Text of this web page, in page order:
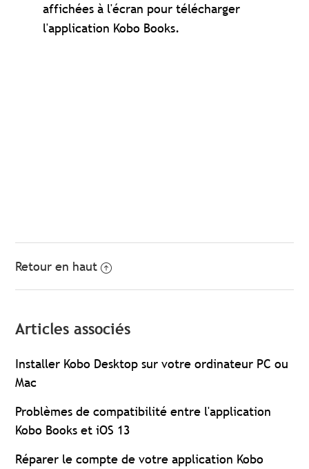
affichées à l'écran pour télécharger
l'application Kobo Books.
Retour en haut
Articles associés
Installer Kobo Desktop sur votre ordinateur PC ou
Mac
Problèmes de compatibilité entre l'application
Kobo Books et iOS 13
Réparer le compte de votre application Kobo